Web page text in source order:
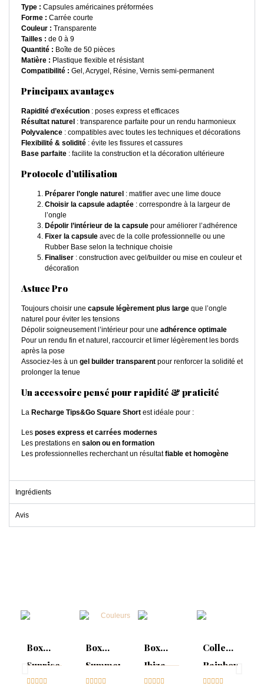
Type : Capsules américaines préformées
Forme : Carrée courte
Couleur : Transparente
Tailles : de 0 à 9
Quantité : Boîte de 50 pièces
Matière : Plastique flexible et résistant
Compatibilité : Gel, Acrygel, Résine, Vernis semi-permanent
Principaux avantages
Rapidité d’exécution : poses express et efficaces
Résultat naturel : transparence parfaite pour un rendu harmonieux
Polyvalence : compatibles avec toutes les techniques et décorations
Flexibilité & solidité : évite les fissures et cassures
Base parfaite : facilite la construction et la décoration ultérieure
Protocole d’utilisation
Préparer l’ongle naturel : matifier avec une lime douce
Choisir la capsule adaptée : correspondre à la largeur de
l’ongle
Dépolir l’intérieur de la capsule pour améliorer l’adhérence
Fixer la capsule avec de la colle professionnelle ou une
Rubber Base selon la technique choisie
Finaliser : construction avec gel/builder ou mise en couleur et
décoration
Astuce Pro
Toujours choisir une capsule légèrement plus large que l’ongle
naturel pour éviter les tensions
Dépolir soigneusement l’intérieur pour une adhérence optimale
Pour un rendu fin et naturel, raccourcir et limer légèrement les bords
après la pose
Associez-les à un gel builder transparent pour renforcer la solidité et
prolonger la tenue
Un accessoire pensé pour rapidité & praticité
La Recharge Tips&Go Square Short est idéale pour :
Les poses express et carrées modernes
Les prestations en salon ou en formation
Les professionnelles recherchant un résultatfiable et homogène
Ingrédients
Avis
Box
Sunrise
Collection

Box
Summer
Mood :

Box
Ibiza
Collection

Collection
Rainbow
Tips &
